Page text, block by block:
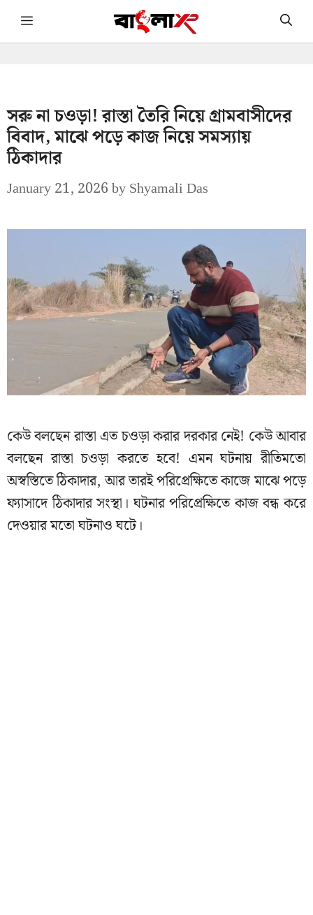
Skip Menu
সরু না চওড়া! রাস্তা তৈরি নিয়ে গ্রামবাসীদের
বিবাদ, মাঝে পড়ে কাজ নিয়ে সমস্যায়
ঠিকাদার
January 21, 2026byShyamali Das
কেউ বলছেন রাস্তা এত চওড়া করার দরকার নেই! কেউ আবার
বলছেন রাস্তা চওড়া করতে হবে! এমন ঘটনায় রীতিমতো
অস্বস্তিতে ঠিকাদার, আর তারই পরিপ্রেক্ষিতে কাজে মাঝে পড়ে
ফ্যাসাদে ঠিকাদার সংস্থা। ঘটনার পরিপ্রেক্ষিতে কাজ বন্ধ করে
দেওয়ার মতো ঘটনাও ঘটে।